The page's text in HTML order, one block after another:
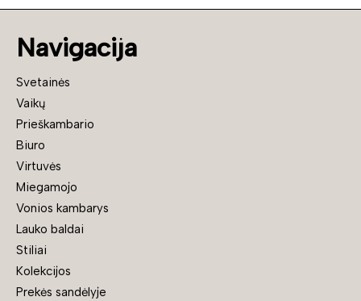
Navigacija
Svetainės
Vaikų
Prieškambario
Biuro
Virtuvės
Miegamojo
Vonios kambarys
Lauko baldai
Stiliai
Kolekcijos
Prekės sandėlyje